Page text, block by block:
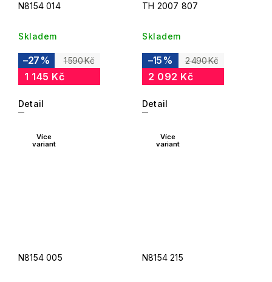
N8154 014
Skladem
1 590 Kč
–27 %
1 145 Kč
Detail
TH 2007 807
Skladem
2 490 Kč
–15 %
2 092 Kč
Detail
Více
variant
N8154 005
Více
variant
N8154 215